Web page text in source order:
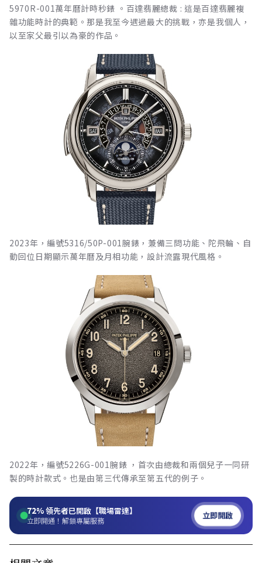
5970R-001萬年曆計時秒錶 。百達翡麗總裁 : 這是百達翡麗複
雜功能時計的典範。那是我至今遇過最大的挑戰，亦是我個人，
以至家父最引以為豪的作品。
2023年，編號5316/50P-001腕錶，兼備三問功能、陀飛輪、自
動回位日期顯示萬年曆及月相功能，設計流露現代風格。
2022年，編號5226G-001腕錶 ，首次由總裁和兩個兒子一同研
製的時計款式。也是由第三代傳承至第五代的例子。
72%領先者已開啟【職場雷達】
立即開通！解鎖專屬服務 立即開啟